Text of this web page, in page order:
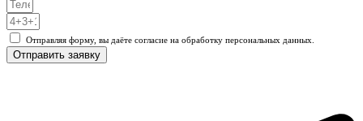
Отправляя форму, вы даёте согласие на обработку персональных данных.
Отправить заявку